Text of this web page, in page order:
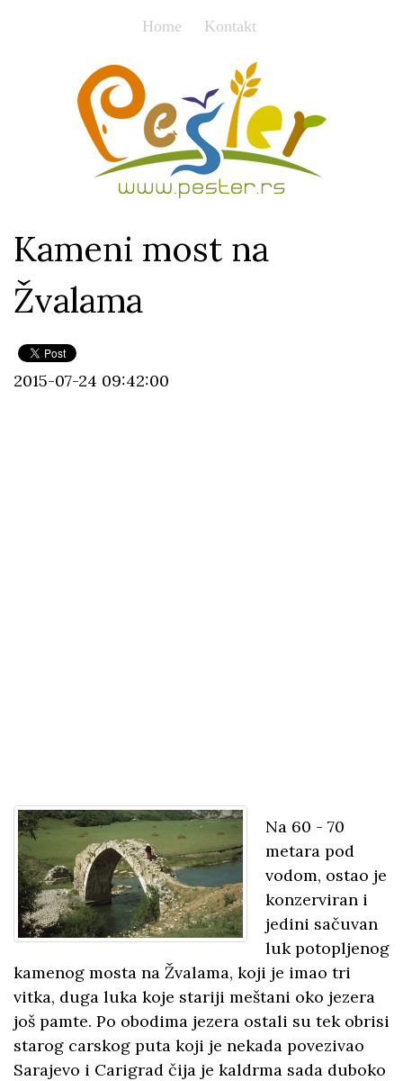
Home Kontakt
Kameni most na
Žvalama
2015-07-24 09:42:00
Na 60 - 70
metara pod
vodom, ostao je
konzerviran i
jedini sačuvan
luk potopljenog
kamenog mosta na Žvalama, koji je imao tri
vitka, duga luka koje stariji meštani oko jezera
još pamte. Po obodima jezera ostali su tek obrisi
starog carskog puta koji je nekada povezivao
Sarajevo i Carigrad čija je kaldrma sada duboko